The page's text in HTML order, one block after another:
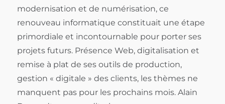
modernisation et de numérisation, ce
renouveau informatique constituait une étape
primordiale et incontournable pour porter ses
projets futurs. Présence Web, digitalisation et
remise à plat de ses outils de production,
gestion « digitale » des clients, les thèmes ne
manquent pas pour les prochains mois. Alain